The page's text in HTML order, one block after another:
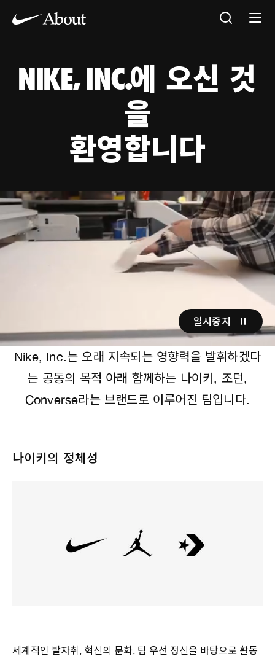
NIKE, INC.에 오신 것
을
환영합니다
일시중지
Nike, Inc.는 오래 지속되는 영향력을 발휘하겠다
는 공동의 목적 아래 함께하는 나이키, 조던,
Converse라는 브랜드로 이루어진 팀입니다.
나이키의 정체성
세계적인 발자취, 혁신의 문화, 팀 우선 정신을 바탕으로 활동